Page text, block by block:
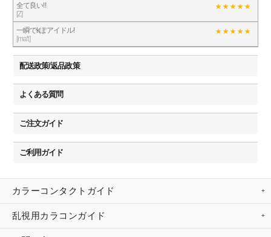
全て良い!!
[Z]
一瞬でkぽアイドル!
[ma't]
配送政策/返品政策
よくある質問
ご注文ガイド
ご利用ガイド
カラーコンタクトガイド
乱視用カラコンガイド